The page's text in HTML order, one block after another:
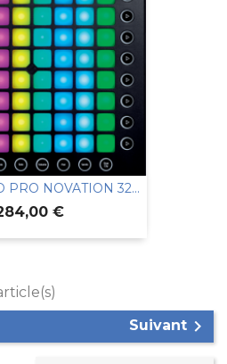
PRO NOVATION 32...
€
Suivant 